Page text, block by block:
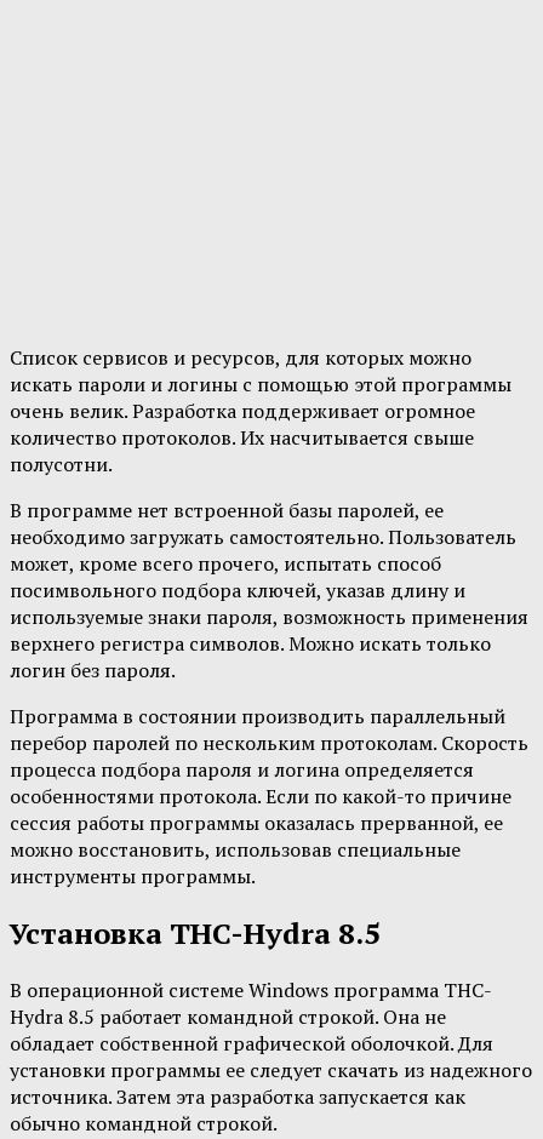
Список сервисов и ресурсов, для которых можно
искать пароли и логины с помощью этой программы
очень велик. Разработка поддерживает огромное
количество протоколов. Их насчитывается свыше
полусотни.
В программе нет встроенной базы паролей, ее
необходимо загружать самостоятельно. Пользователь
может, кроме всего прочего, испытать способ
посимвольного подбора ключей, указав длину и
используемые знаки пароля, возможность применения
верхнего регистра символов. Можно искать только
логин без пароля.
Программа в состоянии производить параллельный
перебор паролей по нескольким протоколам. Скорость
процесса подбора пароля и логина определяется
особенностями протокола. Если по какой-то причине
сессия работы программы оказалась прерванной, ее
можно восстановить, использовав специальные
инструменты программы.
Установка THC-Hydra 8.5
В операционной системе Windows программа THC-
Hydra 8.5 работает командной строкой. Она не
обладает собственной графической оболочкой. Для
установки программы ее следует скачать из надежного
источника. Затем эта разработка запускается как
обычно командной строкой.